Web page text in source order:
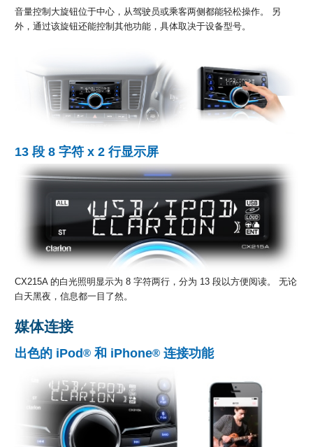
音量控制大旋钮位于中心，从驾驶员或乘客两侧都能轻松操作。 另
外，通过该旋钮还能控制其他功能，具体取决于设备型号。
13 段 8 字符 x 2 行显示屏
CX215A 的白光照明显示为 8 字符两行，分为 13 段以方便阅读。 无论
白天黑夜，信息都一目了然。
媒体连接
出色的 iPod® 和 iPhone® 连接功能